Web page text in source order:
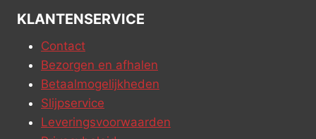
KLANTENSERVICE
Contact
Bezorgen en afhalen
Betaalmogelijkheden
Slijpservice
Leveringsvoorwaarden